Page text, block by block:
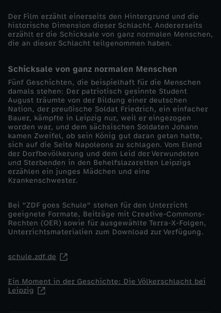
c
h
t
e
-
D
i
e
V
ö
l
k
e
Der Film erzählt einerseits den Hintergrund und die
historische Dimension dieser Schlacht. Andererseits
erzählt er die Schicksale von ganz normalen Menschen,
die an dieser Schlacht teilgenommen haben.
Schicksale von ganz normalen Menschen
Fünf Geschichten, die beispielhaft für die Menschen
damals stehen: Der patriotisch gesinnte Student
August träumte von der Bildung einer deutschen
Nation, der preußische Soldat Friedrich, ein einfacher
Bauer, kämpfte in Leipzig nur, weil er eingezogen
worden war, und dem sächsischen Soldaten Johann
kamen Zweifel, ob sein König gut daran getan hatte,
sich auf die Seite Napoleons zu schlagen. Vom Elend
der Dorfbevölkerung und dem Leid der Verwundeten
und Sterbenden in den Behelfslazaretten Leipzigs
erzählen ein junges Mädchen und eine
Krankenschwester.
Bei "ZDF goes Schule" stehen für den Unterricht
geeignete Formate, Beiträge mit Creative-Commons-
Rechten (OER) sowie für ausgewählte Terra-X-Folgen,
Unterrichtsmaterialien zum Download zur Verfügung.
schule.zdf.de
Ein Moment in der Geschichte: Die Völkerschlacht bei
Leipzig